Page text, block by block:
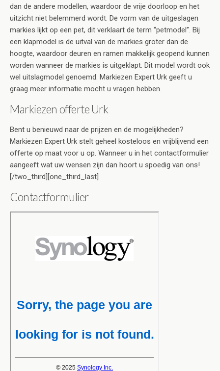
dan de andere modellen, waardoor de vrije doorloop en het
uitzicht niet belemmerd wordt. De vorm van de uitgeslagen
markies lijkt op een pet, dit verklaart de term “petmodel”. Bij
een klapmodel is de uitval van de markies groter dan de
hoogte, waardoor deuren en ramen makkelijk geopend kunnen
worden wanneer de markies is uitgeklapt. Dit model wordt ook
wel uitslagmodel genoemd. Markiezen Expert Urk geeft u
graag meer informatie mocht u vragen hebben.
Markiezen offerte Urk
Bent u benieuwd naar de prijzen en de mogelijkheden?
Markiezen Expert Urk stelt geheel kosteloos en vrijblijvend een
offerte op maat voor u op. Wanneer u in het contactformulier
aangeeft wat uw wensen zijn dan hoort u spoedig van ons!
[/two_third][one_third_last]
Contactformulier